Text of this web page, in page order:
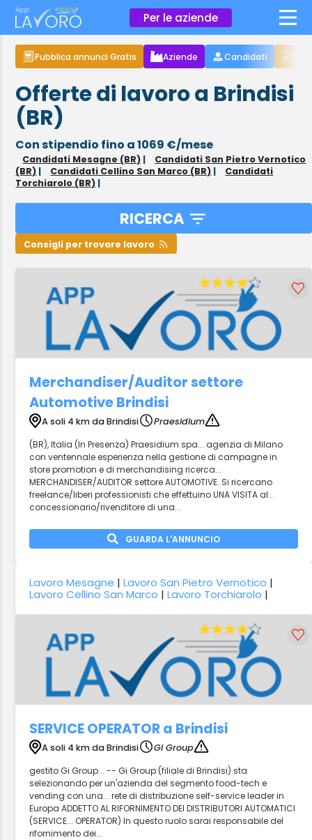
Per le aziende ×
Pubblica annunci Gratis Aziende Candidati
Offerte di lavoro a Brindisi
(BR)
Con stipendio fino a 1069 €/mese
Candidati Mesagne (BR) |
Candidati San Pietro Vernotico
(BR) | Candidati Cellino San Marco (BR) |
Candidati
Torchiarolo (BR) |
RICERCA
Consigli per trovare lavoro
Merchandiser/Auditor settore
Automotive Brindisi
A soli 4 km da Brindisi
Praesidium
(BR), Italia (In Presenza) Praesidium spa... agenzia di Milano
con ventennale esperienza nella gestione di campagne in
store promotion e di merchandising ricerca...
MERCHANDISER/AUDITOR settore AUTOMOTIVE. Si ricercano
freelance/liberi professionisti che effettuino UNA VISITA al...
concessionario/rivenditore di una...
GUARDA L'ANNUNCIO
Lavoro Mesagne |Lavoro San Pietro Vernotico |
Lavoro Cellino San Marco |Lavoro Torchiarolo |
SERVICE OPERATOR a Brindisi
A soli 4 km da Brindisi
Gi Group
gestito Gi Group... -- Gi Group (filiale di Brindisi) sta
selezionando per un'azienda del segmento food-tech e
vending con una... rete di distribuzione self-service leader in
Europa ADDETTO AL RIFORNIMENTO DEI DISTRIBUTORI AUTOMATICI
(SERVICE... OPERATOR) In questo ruolo sarai responsabile del
rifornimento dei...